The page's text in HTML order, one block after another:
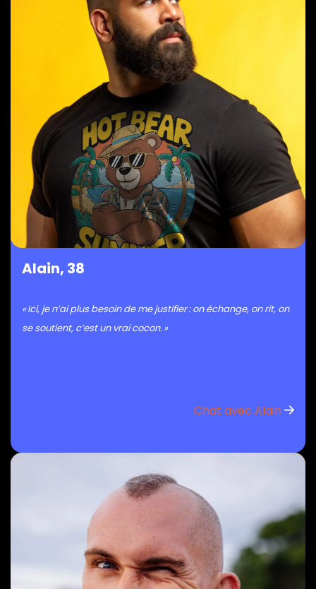
Alain, 38
« Ici, je n’ai plus besoin de me justifier : on échange, on rit, on
se soutient, c’est un vrai cocon. »
Chat avec Alain